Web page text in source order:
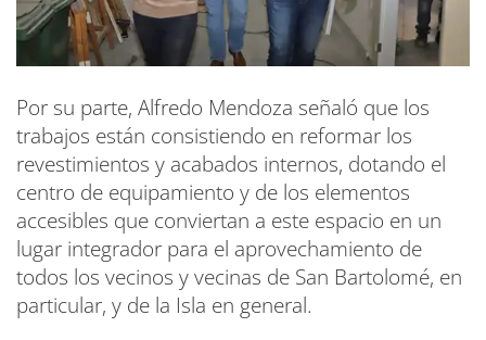
Por su parte, Alfredo Mendoza señaló que los
trabajos están consistiendo en reformar los
revestimientos y acabados internos, dotando el
centro de equipamiento y de los elementos
accesibles que conviertan a este espacio en un
lugar integrador para el aprovechamiento de
todos los vecinos y vecinas de San Bartolomé, en
particular, y de la Isla en general.